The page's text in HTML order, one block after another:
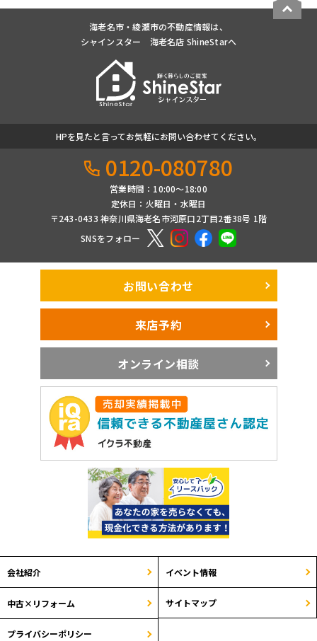
海老名市・綾瀬市の不動産情報は、
シャインスター 海老名店 ShineStarへ
HPを見たと言ってお気軽にお問い合わせてください。
0120-080780
営業時間：10:00〜18:00
定休日：火曜日・水曜日
〒243-0433 神奈川県海老名市河原口2丁目2番38号 1階
SNSをフォロー
お問い合わせ
来店予約
オンライン相談
会社紹介 イベント情報
中古×リフォーム サイトマップ
プライバシーポリシー